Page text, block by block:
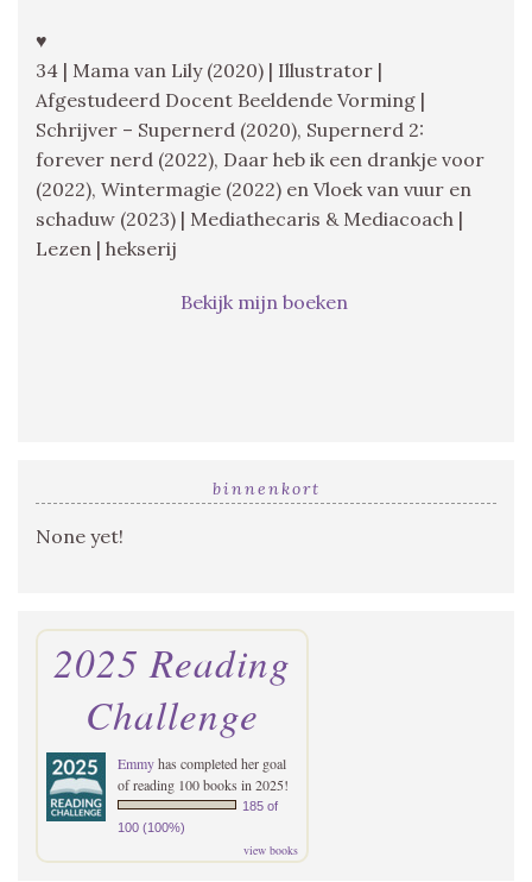
♥
34 | Mama van Lily (2020) | Illustrator |
Afgestudeerd Docent Beeldende Vorming |
Schrijver – Supernerd (2020), Supernerd 2:
forever nerd (2022), Daar heb ik een drankje voor
(2022), Wintermagie (2022) en Vloek van vuur en
schaduw (2023) | Mediathecaris & Mediacoach |
Lezen | hekserij
Bekijk mijn boeken
binnenkort
None yet!
2025 Reading
Challenge
Emmyhas completed her goal
of reading 100 books in 2025!
185 of
100 (100%)
view books